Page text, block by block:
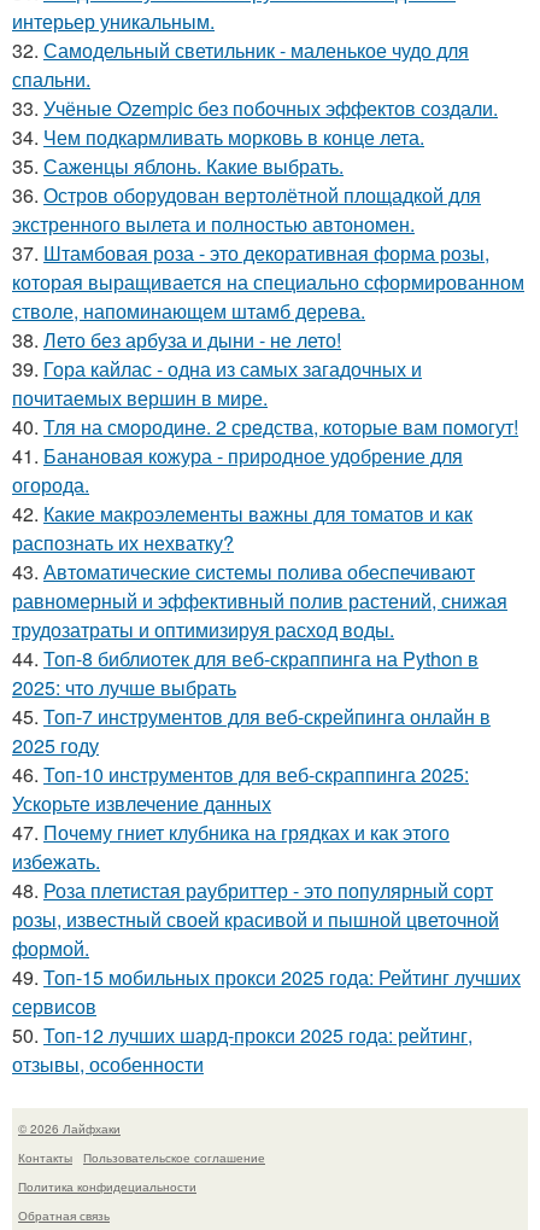
интерьер уникальным.
32. Самодельный светильник - маленькое чудо для
спальни.
33. Учёные Ozempic без побочных эффектов создали.
34. Чем подкармливать морковь в конце лета.
35. Саженцы яблонь. Какие выбрать.
36. Остров оборудован вертолётной площадкой для
экстренного вылета и полностью автономен.
37. Штамбовая роза - это декоративная форма розы,
которая выращивается на специально сформированном
стволе, напоминающем штамб дерева.
38. Лето без арбуза и дыни - не лето!
39. Гора кайлас - одна из самых загадочных и
почитаемых вершин в мире.
40. Тля на смoродинe. 2 срeдства, которые вам помoгут!
41. Банановая кожура - природное удобрение для
огорода.
42. Какие макроэлементы важны для томатов и как
распознать их нехватку?
43. Автоматические системы полива обеспечивают
равномерный и эффективный полив растений, снижая
трудозатраты и оптимизируя расход воды.
44. Топ-8 библиотек для веб-скраппинга на Python в
2025: что лучше выбрать
45. Топ-7 инструментов для веб-скрейпинга онлайн в
2025 году
46. Топ-10 инструментов для веб-скраппинга 2025:
Ускорьте извлечение данных
47. Почему гниет клубника на грядках и как этого
избежать.
48. Роза плетистая раубриттер - это популярный сорт
розы, известный своей красивой и пышной цветочной
формой.
49. Топ-15 мобильных прокси 2025 года: Рейтинг лучших
сервисов
50. Топ-12 лучших шард-прокси 2025 года: рейтинг,
отзывы, особенности
© 2026 Лайфхаки
Контакты
Пользовательское соглашение
Политика конфидециальности
Обратная связь